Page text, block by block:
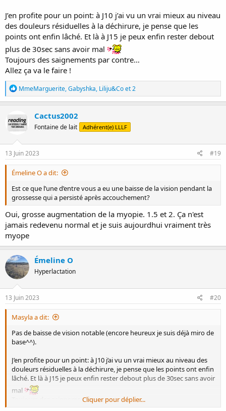
J’en profite pour un point: à J10 j’ai vu un vrai mieux au niveau
des douleurs résiduelles à la déchirure, je pense que les
points ont enfin lâché. Et là à J15 je peux enfin rester debout
plus de 30sec sans avoir mal
Toujours des saignements par contre…
Allez ça va le faire !
R
é
a
t
i
n
s
MmeMarguerite,Gabyshka, Liliju&Coet 2
Cactus2002
Fontaine de lait Adhérent(e) LLLF
13 Juin 2023 #19
Émeline O a dit:
Est ce que l’une d’entre vous a eu une baisse de la vision pendant la
grossesse qui a persisté après accouchement?
Oui, grosse augmentation de la myopie. 1.5 et 2. Ça n'est
jamais redevenu normal et je suis aujourdhui vraiment très
myope
Émeline O
Hyperlactation
13 Juin 2023 #20
Masyla a dit:
Pas de baisse de vision notable (encore heureux je suis déjà miro de
base^^).
J’en profite pour un point: à J10 j’ai vu un vrai mieux au niveau des
douleurs résiduelles à la déchirure, je pense que les points ont enfin
lâché. Et là à J15 je peux enfin rester debout plus de 30sec sans avoir
mal
Toujours des saignements par contre…
Cliquer pour déplier...